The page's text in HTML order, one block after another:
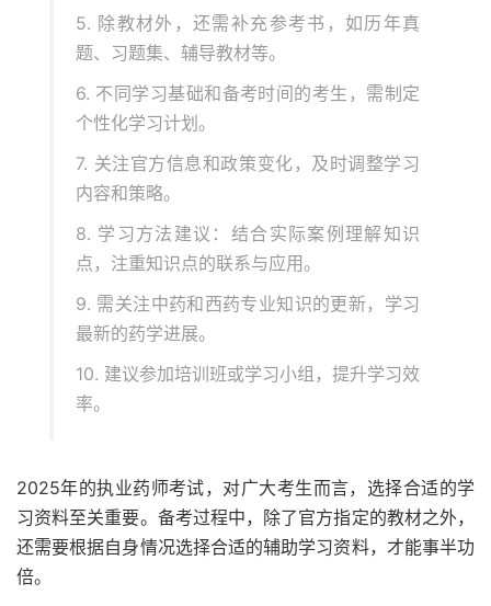
5. 除教材外，还需补充参考书，如历年真
题、习题集、辅导教材等。
6. 不同学习基础和备考时间的考生，需制定
个性化学习计划。
7. 关注官方信息和政策变化，及时调整学习
内容和策略。
8. 学习方法建议：结合实际案例理解知识
点，注重知识点的联系与应用。
9. 需关注中药和西药专业知识的更新，学习
最新的药学进展。
10. 建议参加培训班或学习小组，提升学习效
率。
2025年的执业药师考试，对广大考生而言，选择合适的学
习资料至关重要。备考过程中，除了官方指定的教材之外，
还需要根据自身情况选择合适的辅助学习资料，才能事半功
倍。